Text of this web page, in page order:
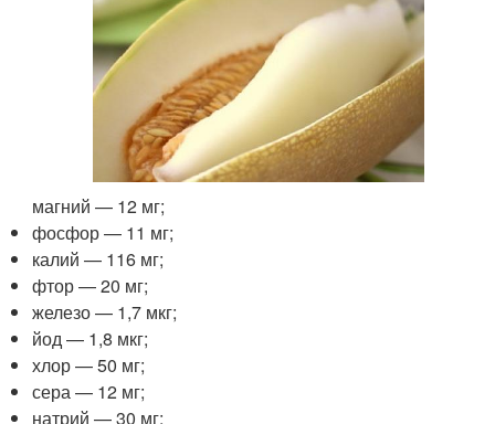
магний — 12 мг;
фосфор — 11 мг;
калий — 116 мг;
фтор — 20 мг;
железо — 1,7 мкг;
йод — 1,8 мкг;
хлор — 50 мг;
сера — 12 мг;
натрий — 30 мг;